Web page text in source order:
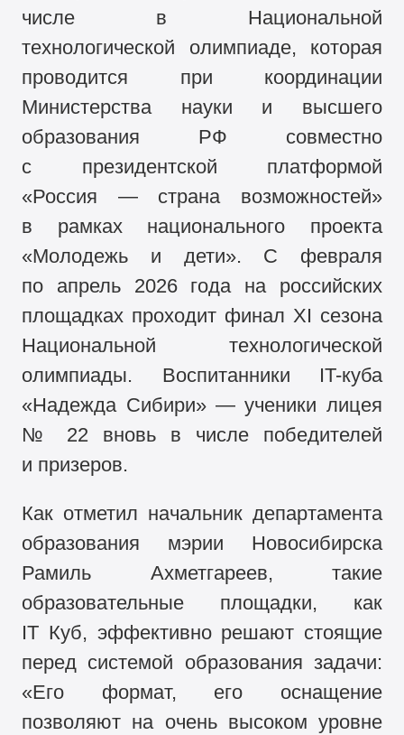
числе в Национальной
технологической олимпиаде, которая
проводится при координации
Министерства науки и высшего
образования РФ совместно
с президентской платформой
«Россия — страна возможностей»
в рамках национального проекта
«Молодежь и дети». С февраля
по апрель 2026 года на российских
площадках проходит финал XI сезона
Национальной технологической
олимпиады. Воспитанники IT-куба
«Надежда Сибири» — ученики лицея
№ 22 вновь в числе победителей
и призеров.
Как отметил начальник департамента
образования мэрии Новосибирска
Рамиль Ахметгареев, такие
образовательные площадки, как
IT Куб, эффективно решают стоящие
перед системой образования задачи:
«Его формат, его оснащение
позволяют на очень высоком уровне